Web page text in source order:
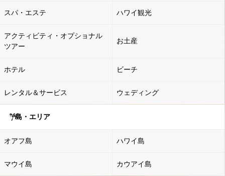
スパ・エステ ハワイ観光
アクティビティ・オプショナル
ツアー
お土産
ホテル ビーチ
レンタル＆サービス ウェディング
島・エリア
オアフ島 ハワイ島
マウイ島 カウアイ島